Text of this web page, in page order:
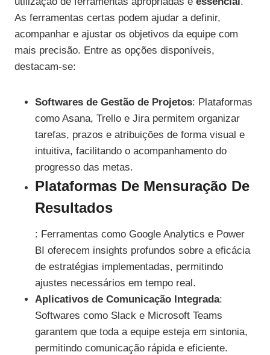
As ferramentas certas podem ajudar a definir,
acompanhar e ajustar os objetivos da equipe com
mais precisão. Entre as opções disponíveis,
destacam-se:
Softwares de Gestão de Projetos: Plataformas
como Asana, Trello e Jira permitem organizar
tarefas, prazos e atribuições de forma visual e
intuitiva, facilitando o acompanhamento do
progresso das metas.
Plataformas De Mensuração De
Resultados
: Ferramentas como Google Analytics e Power
BI oferecem insights profundos sobre a eficácia
de estratégias implementadas, permitindo
ajustes necessários em tempo real.
Aplicativos de Comunicação Integrada:
Softwares como Slack e Microsoft Teams
garantem que toda a equipe esteja em sintonia,
permitindo comunicação rápida e eficiente.